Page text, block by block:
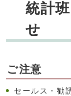
統計
せ
ご注意
セールス・勧